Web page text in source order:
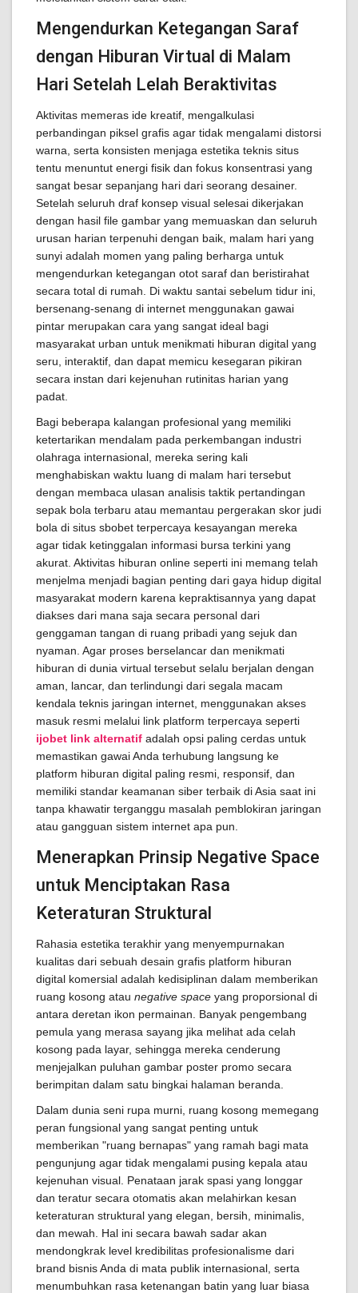
Mengendurkan Ketegangan Saraf
dengan Hiburan Virtual di Malam
Hari Setelah Lelah Beraktivitas
Aktivitas memeras ide kreatif, mengalkulasi
perbandingan piksel grafis agar tidak mengalami distorsi
warna, serta konsisten menjaga estetika teknis situs
tentu menuntut energi fisik dan fokus konsentrasi yang
sangat besar sepanjang hari dari seorang desainer.
Setelah seluruh draf konsep visual selesai dikerjakan
dengan hasil file gambar yang memuaskan dan seluruh
urusan harian terpenuhi dengan baik, malam hari yang
sunyi adalah momen yang paling berharga untuk
mengendurkan ketegangan otot saraf dan beristirahat
secara total di rumah. Di waktu santai sebelum tidur ini,
bersenang-senang di internet menggunakan gawai
pintar merupakan cara yang sangat ideal bagi
masyarakat urban untuk menikmati hiburan digital yang
seru, interaktif, dan dapat memicu kesegaran pikiran
secara instan dari kejenuhan rutinitas harian yang
padat.
Bagi beberapa kalangan profesional yang memiliki
ketertarikan mendalam pada perkembangan industri
olahraga internasional, mereka sering kali
menghabiskan waktu luang di malam hari tersebut
dengan membaca ulasan analisis taktik pertandingan
sepak bola terbaru atau memantau pergerakan skor judi
bola di situs sbobet terpercaya kesayangan mereka
agar tidak ketinggalan informasi bursa terkini yang
akurat. Aktivitas hiburan online seperti ini memang telah
menjelma menjadi bagian penting dari gaya hidup digital
masyarakat modern karena kepraktisannya yang dapat
diakses dari mana saja secara personal dari
genggaman tangan di ruang pribadi yang sejuk dan
nyaman. Agar proses berselancar dan menikmati
hiburan di dunia virtual tersebut selalu berjalan dengan
aman, lancar, dan terlindungi dari segala macam
kendala teknis jaringan internet, menggunakan akses
masuk resmi melalui link platform terpercaya seperti
ijobet link alternatif adalah opsi paling cerdas untuk
memastikan gawai Anda terhubung langsung ke
platform hiburan digital paling resmi, responsif, dan
memiliki standar keamanan siber terbaik di Asia saat ini
tanpa khawatir terganggu masalah pemblokiran jaringan
atau gangguan sistem internet apa pun.
Menerapkan Prinsip Negative Space
untuk Menciptakan Rasa
Keteraturan Struktural
Rahasia estetika terakhir yang menyempurnakan
kualitas dari sebuah desain grafis platform hiburan
digital komersial adalah kedisiplinan dalam memberikan
ruang kosong atau negative space yang proporsional di
antara deretan ikon permainan. Banyak pengembang
pemula yang merasa sayang jika melihat ada celah
kosong pada layar, sehingga mereka cenderung
menjejalkan puluhan gambar poster promo secara
berimpitan dalam satu bingkai halaman beranda.
Dalam dunia seni rupa murni, ruang kosong memegang
peran fungsional yang sangat penting untuk
memberikan "ruang bernapas" yang ramah bagi mata
pengunjung agar tidak mengalami pusing kepala atau
kejenuhan visual. Penataan jarak spasi yang longgar
dan teratur secara otomatis akan melahirkan kesan
keteraturan struktural yang elegan, bersih, minimalis,
dan mewah. Hal ini secara bawah sadar akan
mendongkrak level kredibilitas profesionalisme dari
brand bisnis Anda di mata publik internasional, serta
menumbuhkan rasa ketenangan batin yang luar biasa